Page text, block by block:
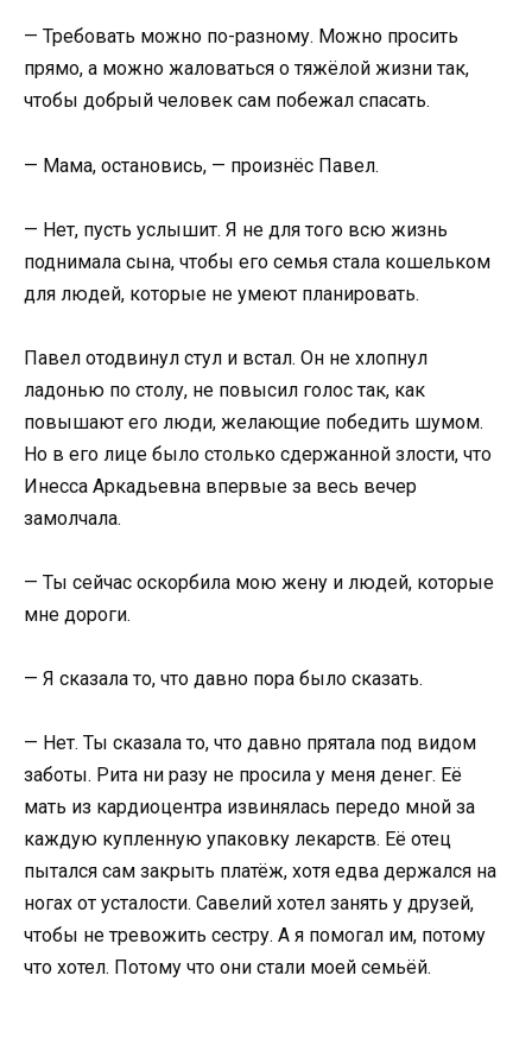
— Требовать можно по-разному. Можно просить
прямо, а можно жаловаться о тяжёлой жизни так,
чтобы добрый человек сам побежал спасать.
— Мама, остановись, — произнёс Павел.
— Нет, пусть услышит. Я не для того всю жизнь
поднимала сына, чтобы его семья стала кошельком
для людей, которые не умеют планировать.
Павел отодвинул стул и встал. Он не хлопнул
ладонью по столу, не повысил голос так, как
повышают его люди, желающие победить шумом.
Но в его лице было столько сдержанной злости, что
Инесса Аркадьевна впервые за весь вечер
замолчала.
— Ты сейчас оскорбила мою жену и людей, которые
мне дороги.
— Я сказала то, что давно пора было сказать.
— Нет. Ты сказала то, что давно прятала под видом
заботы. Рита ни разу не просила у меня денег. Её
мать из кардиоцентра извинялась передо мной за
каждую купленную упаковку лекарств. Её отец
пытался сам закрыть платёж, хотя едва держался на
ногах от усталости. Савелий хотел занять у друзей,
чтобы не тревожить сестру. А я помогал им, потому
что хотел. Потому что они стали моей семьёй.